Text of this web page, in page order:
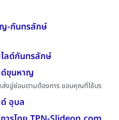
-กันทรลักษ์
ไลด์กันทรลักษ์
ด์ขุนหาญ
งอู่ซ่อมตามต้องการ ขอบคุณที่ใช้บร
อุบล